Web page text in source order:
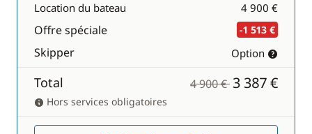
Location du bateau 4 900 €
Offre spéciale -1 513 €
Skipper Option
Total 4 900 € 3 387 €
Hors services obligatoires